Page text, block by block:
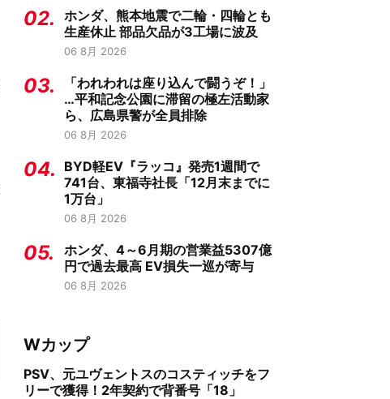
02.
ホンダ、熊本地震で二輪・四輪とも
生産休止 部品欠品が3工場に波及
06 8月 2026
03.
「われわれは座り込んで闘うぞ！」
…平和記念公園に滞留の極左活動家
ら、広島県警が全員排除
06 8月 2026
04.
BYD軽EV『ラッコ』発売1週間で
741台、東福寺社長「12月末までに
1万台」
06 8月 2026
05.
ホンダ、4～6月期の営業益5307億
円で過去最高 EV損失一巡が寄与
06 8月 2026
Wカップ
PSV、元ユヴェントスのコスティッチをフ
リーで獲得！2年契約で背番号「18」